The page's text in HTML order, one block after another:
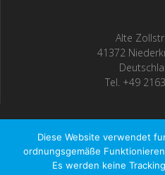
Alte
41372
Tel. +49
Teguma
Diese Website verwendet
ordnungsgemäße
Es werden keine